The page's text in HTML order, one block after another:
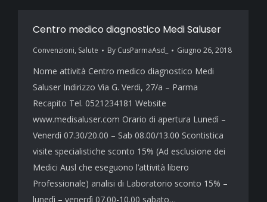
Centro medico diagnostico Medi Saluser
Convenzioni, Salute By CusParmaAsd_ Giugno 26, 2018
Nome attività Centro medico diagnostico Medi
Saluser Indirizzo Via G. Verdi, 27/a – Parma
Recapito Tel. 0521234181 Website
www.medisaluser.com Orario di apertura Lunedì –
Venerdì 07.30/20.00 – Sab 08.00/13.00 Scontistica
visite specialistiche sconto 15% (Ad esclusione dei
Medici Ausl che eseguono l’attività libero
Professionale) analisi di Laboratorio sconto 15% –
lunedì – venerdì 07.00-10.00 sabato…